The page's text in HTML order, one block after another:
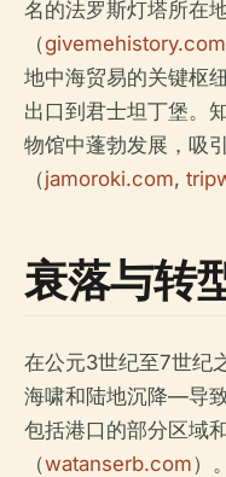
名的法罗斯灯塔所在
（givemehistory.com
地中海贸易的关键枢
出口到君士坦丁堡。
物馆中蓬勃发展，吸
（jamoroki.com,
衰落与转
在公元3世纪至7世纪
海啸和陆地沉降—导
包括港口的部分区域
（watanserb.com）